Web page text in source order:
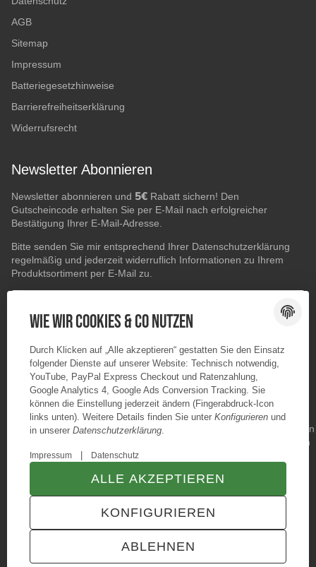
AGB
Sitemap
Impressum
Batteriegesetzhinweise
Barrierefreiheitserklärung
Widerrufsrecht
Newsletter Abonnieren
Newsletter abonnieren und 5€ Rabatt sichern! Den
Gutscheincode erhalten Sie per E-Mail nach erfolgreicher
Bestätigung Ihrer E-Mail-Adresse.
Bitte senden Sie mir entsprechend Ihrer Datenschutzerklärung
regelmäßig und jederzeit widerruflich Informationen zu Ihrem
Produktsortiment per E-Mail zu.
ABONNIEREN
TECHNIK JTL-Shop Template VERTRAG WIDERRUFEN
Wie wir Cookies & Co nutzen
Durch Klicken auf „Alle akzeptieren“ gestatten Sie den Einsatz
folgender Dienste auf unserer Website: Technisch notwendig,
YouTube, PayPal Express Checkout und Ratenzahlung,
Google Analytics 4, Google Ads Conversion Tracking. Sie
können die Einstellung jederzeit ändern (Fingerabdruck-Icon
links unten). Weitere Details finden Sie unter Konfigurieren und
in unserer Datenschutzerklärung.
Impressum Datenschutz
ABLEHNEN
KONFIGURIEREN
ALLE AKZEPTIEREN